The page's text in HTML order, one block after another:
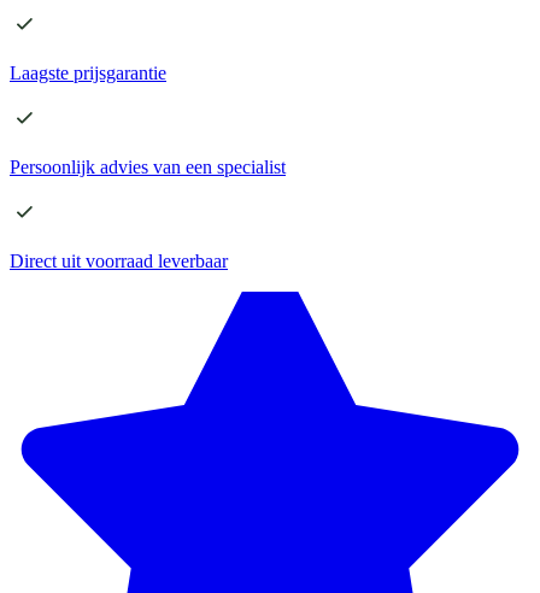
Laagste prijsgarantie
Persoonlijk advies van een specialist
Direct uit voorraad leverbaar